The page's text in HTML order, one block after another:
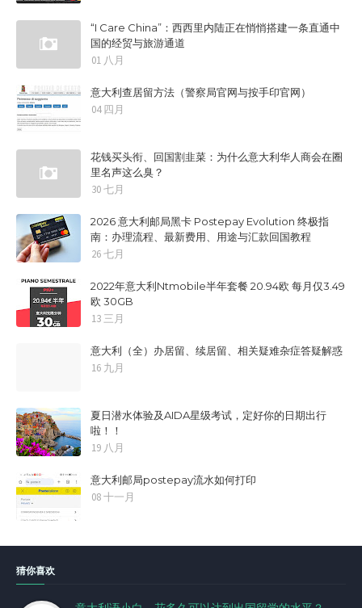
“I Care China”：西西里内陆正在悄悄搭建一条直通中
国的经贸与旅游通道
01 八月
意大利查居留方法（警察局官网与按手印官网）
04 四月
花钱买头衔、回国割韭菜：为什么意大利华人商会在圈
里名声这么臭？
30 七月
2026 意大利邮局黑卡 Postepay Evolution 终极指
南：办理流程、最新费用、用途与汇款回国教程
26 七月
2022年意大利Ntmobile半年套餐 20.94欧 每月仅3.49
欧 30GB
13 三月
意大利（全）办居留、续居留、相关疑难杂症答疑解惑
16 九月
夏日潜水体验及AIDA星级考试，定好你的日期出行
啦！！
19 八月
意大利邮局postepay流水如何打印
08 十一月
猜你喜欢